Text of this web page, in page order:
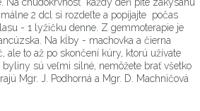
Na chudokrvnosť každý deň pite zakysanú
2 dcl si rozdeľte a popíjajte počas
- 1 lyžičku denne. Z gemmoterapie je
Na kĺby - machovka a čierna
ale to až po skončení kúry, ktorú užívate
byliny sú veľmi silné, nemôžete brať všetko
Mgr. J. Podhorná a Mgr. D. Machničová